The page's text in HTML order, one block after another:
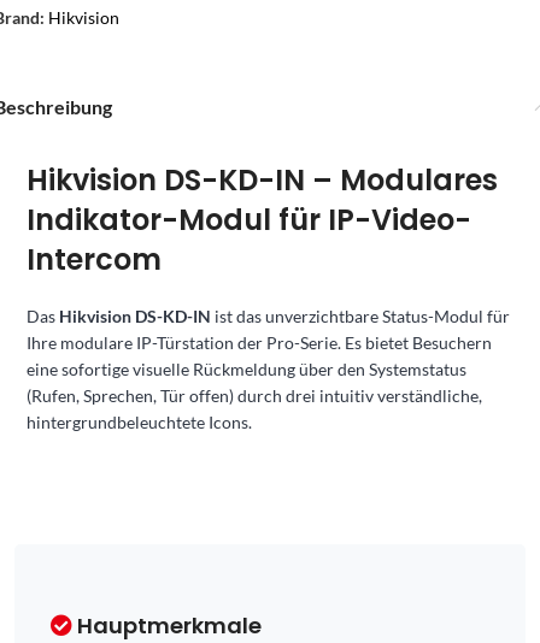
Hikvision
Hikvision DS-KD-IN – Modulares
Indikator-Modul für IP-Video-
Intercom
Das Hikvision DS-KD-IN ist das unverzichtbare Status-Modul für
Ihre modulare IP-Türstation der Pro-Serie. Es bietet Besuchern
eine sofortige visuelle Rückmeldung über den Systemstatus
(Rufen, Sprechen, Tür offen) durch drei intuitiv verständliche,
hintergrundbeleuchtete Icons.
Hauptmerkmale